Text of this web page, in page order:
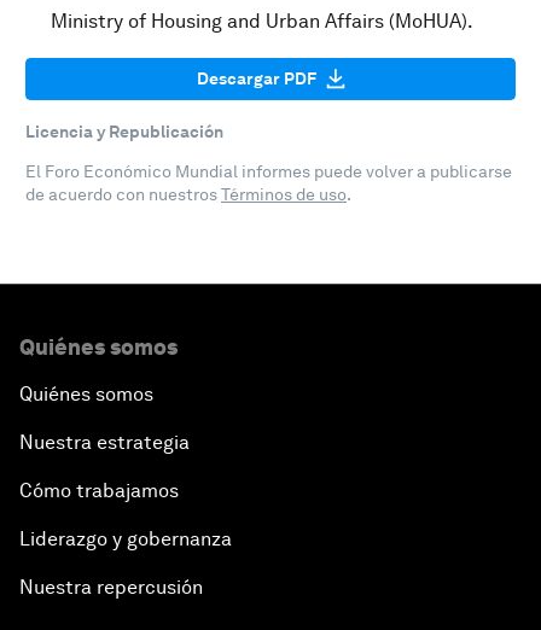
Ministry of Housing and Urban Affairs (MoHUA).
Descargar PDF
Licencia y Republicación
El Foro Económico Mundial informes puede volver a publicarse
de acuerdo con nuestrosTérminos de uso.
Quiénes somos
Quiénes somos
Nuestra estrategia
Cómo trabajamos
Liderazgo y gobernanza
Nuestra repercusión